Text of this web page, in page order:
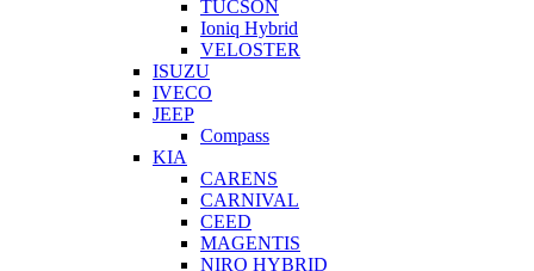
TUCSON
Ioniq Hybrid
VELOSTER
ISUZU
IVECO
JEEP
Compass
KIA
CARENS
CARNIVAL
CEED
MAGENTIS
NIRO HYBRID